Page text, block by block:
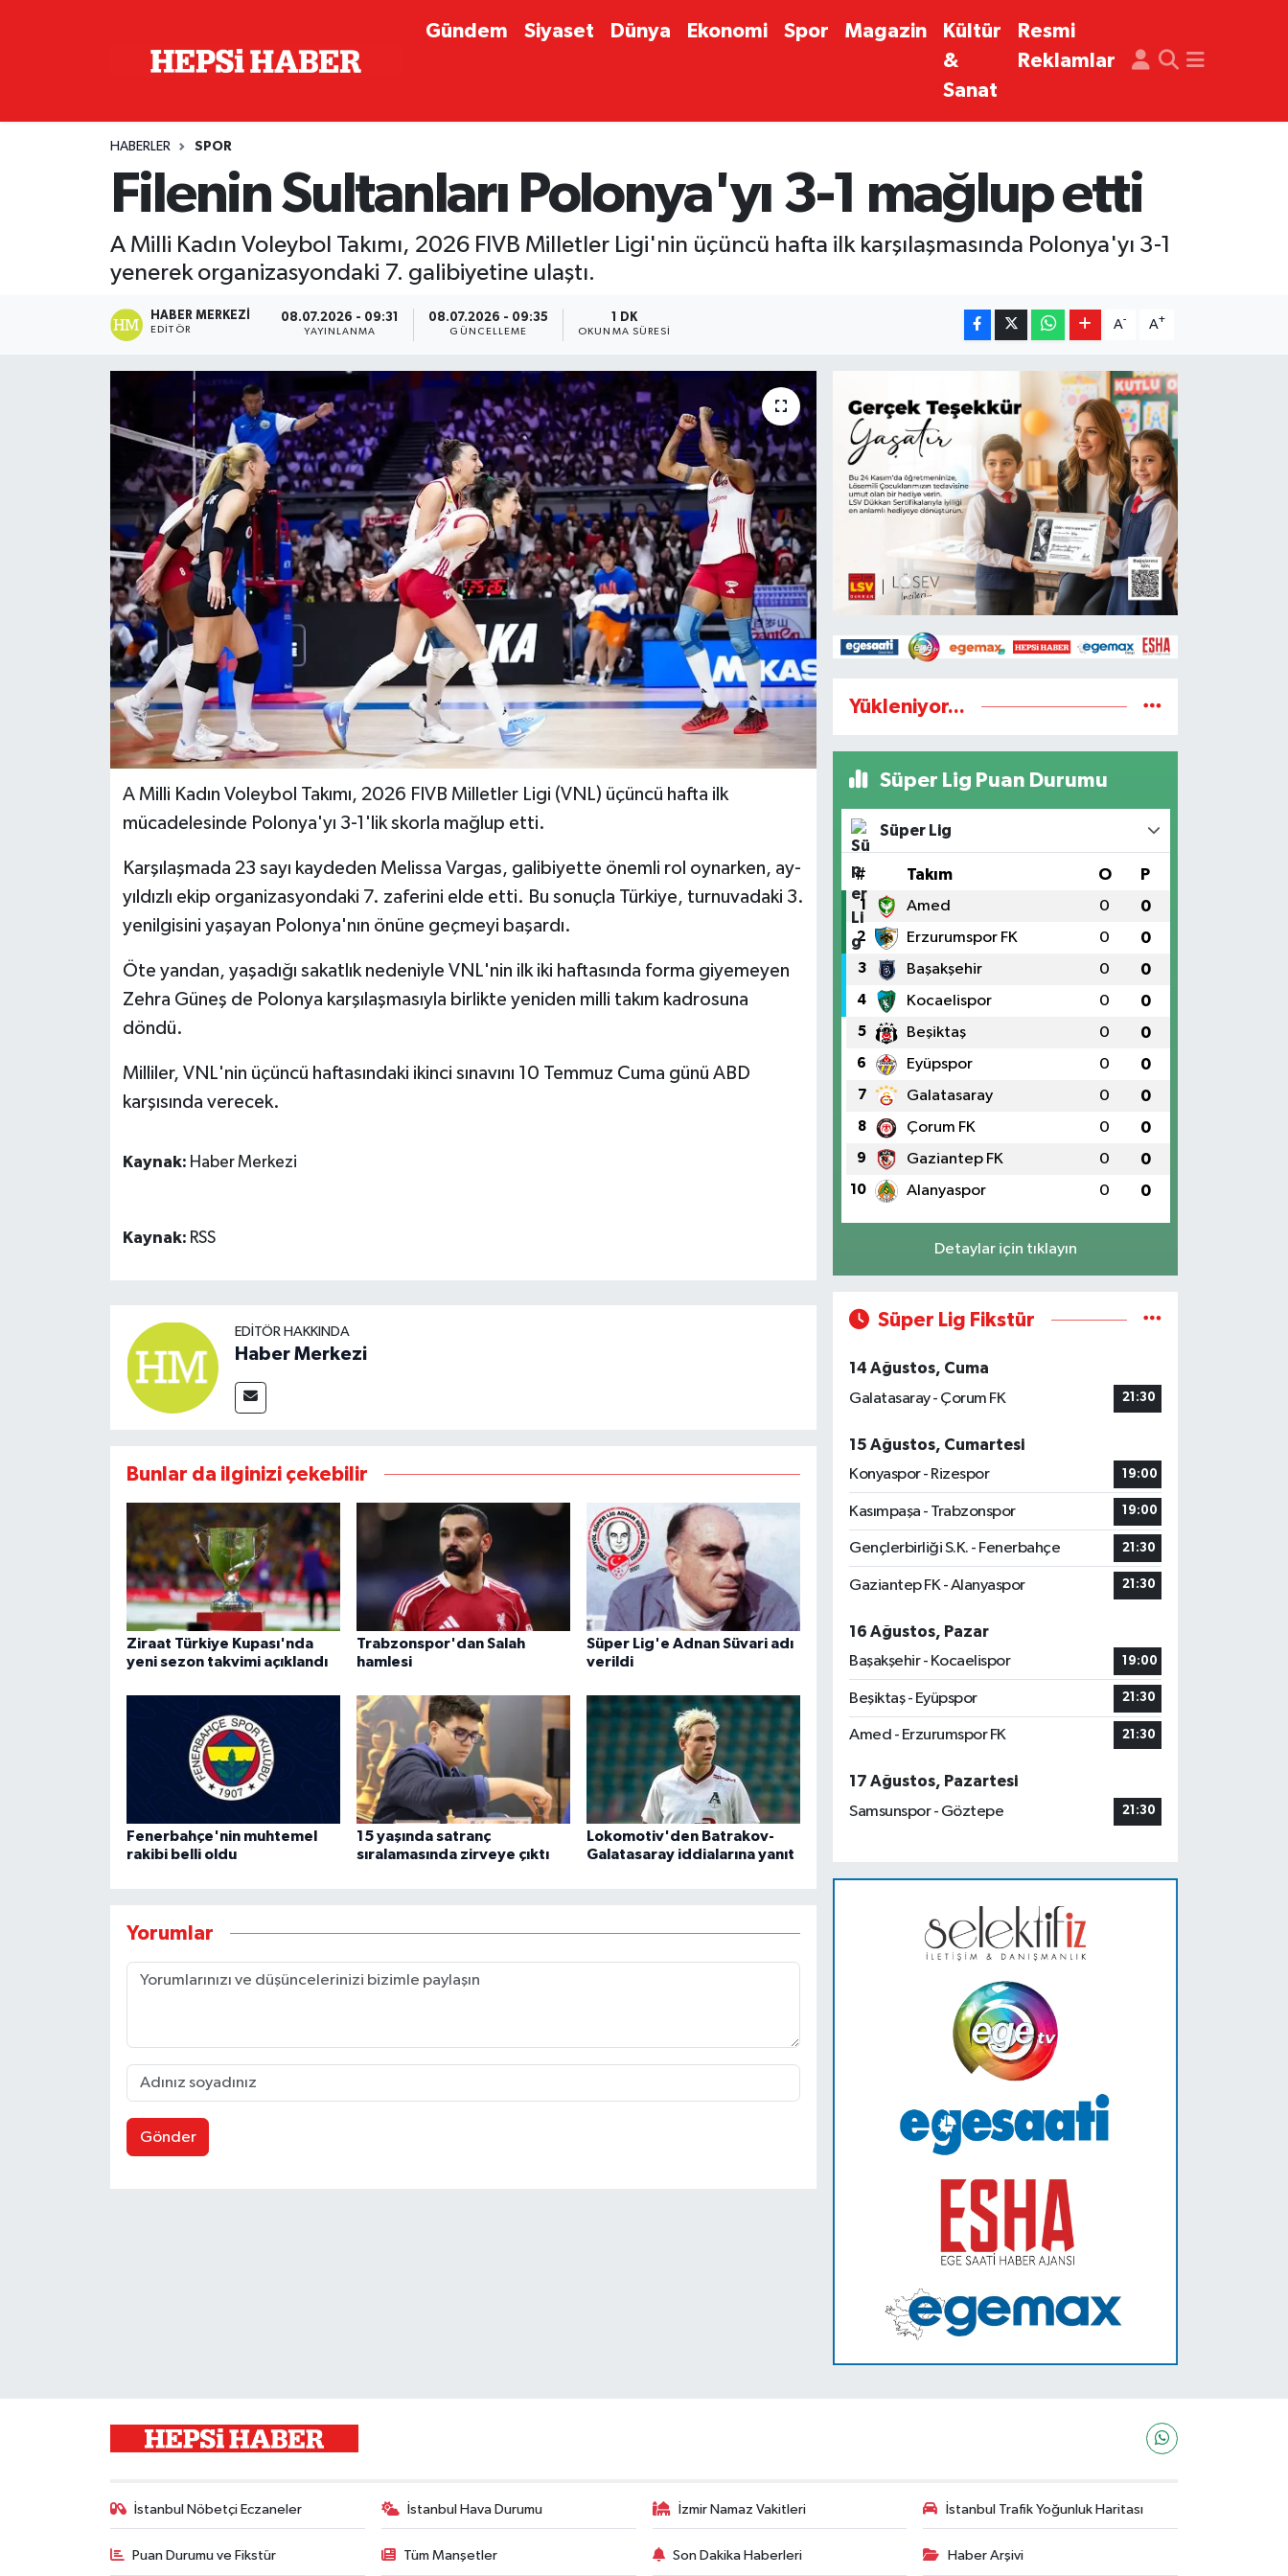
Gündem Siyaset Dünya Ekonomi Spor Magazin
Kültür
&
Sanat
Resmi
Reklamlar
HABERLER SPOR
Filenin Sultanları Polonya'yı 3-1 mağlup etti
A Milli Kadın Voleybol Takımı, 2026 FIVB Milletler Ligi'nin üçüncü hafta ilk karşılaşmasında Polonya'yı 3-1
yenerek organizasyondaki 7. galibiyetine ulaştı.
HABER MERKEZI
EDITÖR
08.07.2026 - 09:31
YAYINLANMA
08.07.2026 - 09:35
GÜNCELLEME
1 DK
OKUNMA SÜRESI
A- A+
A Milli Kadın Voleybol Takımı, 2026 FIVB Milletler Ligi (VNL) üçüncü hafta ilk
mücadelesinde Polonya'yı 3-1'lik skorla mağlup etti.
Karşılaşmada 23 sayı kaydeden Melissa Vargas, galibiyette önemli rol oynarken, ay-
yıldızlı ekip organizasyondaki 7. zaferini elde etti. Bu sonuçla Türkiye, turnuvadaki 3.
yenilgisini yaşayan Polonya'nın önüne geçmeyi başardı.
Öte yandan, yaşadığı sakatlık nedeniyle VNL'nin ilk iki haftasında forma giyemeyen
Zehra Güneş de Polonya karşılaşmasıyla birlikte yeniden milli takım kadrosuna
döndü.
Milliler, VNL'nin üçüncü haftasındaki ikinci sınavını 10 Temmuz Cuma günü ABD
karşısında verecek.
Kaynak: Haber Merkezi
Kaynak: RSS
EDITÖR HAKKINDA
Haber Merkezi
Bunlar da ilginizi çekebilir
Ziraat Türkiye Kupası'nda
yeni sezon takvimi açıklandı
Trabzonspor'dan Salah
hamlesi
Süper Lig'e Adnan Süvari adı
verildi
Fenerbahçe'nin muhtemel
rakibi belli oldu
15 yaşında satranç
sıralamasında zirveye çıktı
Lokomotiv'den Batrakov-
Galatasaray iddialarına yanıt
Yorumlar
Gönder
Yükleniyor...
Süper Lig Puan Durumu
Süper Lig
# Takım O P
1 Amed 0 0
2 Erzurumspor FK 0 0
3 Başakşehir 0 0
4 Kocaelispor 0 0
5 Beşiktaş 0 0
6 Eyüpspor 0 0
7 Galatasaray 0 0
8 Çorum FK 0 0
9 Gaziantep FK 0 0
10 Alanyaspor 0 0
Detaylar için tıklayın
Süper Lig Fikstür
14 Ağustos, Cuma
Galatasaray - Çorum FK
21:30
15 Ağustos, Cumartesi
Konyaspor - Rizespor
19:00
Kasımpaşa - Trabzonspor 19:00
Gençlerbirliği S.K. - Fenerbahçe 21:30
Gaziantep FK - Alanyaspor 21:30
16 Ağustos, Pazar
Başakşehir - Kocaelispor
19:00
Beşiktaş - Eyüpspor 21:30
Amed - Erzurumspor FK 21:30
17 Ağustos, Pazartesi
Samsunspor - Göztepe
21:30
İstanbul Nöbetçi Eczaneler İstanbul Hava Durumu İzmir Namaz Vakitleri İstanbul Trafik Yoğunluk Haritası
Puan Durumu ve Fikstür Tüm Manşetler Son Dakika Haberleri Haber Arşivi
Biyografi
Ekonomi
Özel Haber
Siyaset
Son Dakika
İstanbul Nöbetçi Eczaneler
İstanbul Hava Durumu
İzmir Namaz Vakitleri
Süper Lig Puan Durumu ve Fikstür
Tüm Manşetler